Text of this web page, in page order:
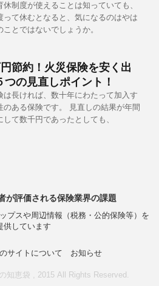
休制度が使えることは知っていても、
って休むとなると、気になるのはやは
ことではないでしょうか。
節約！火災保険を安く出
つの見直しポイント！
は長ければ、数十年にわたって加入す
のある保険です。 見直しの結果が年間
して数千円であったとしても、
が評価される保険業界の課題
プスや周辺情報（税務・公的保険等）を
供しています
サイトについて お知らせ
知恵袋 , 2015 All Rights Reserved.